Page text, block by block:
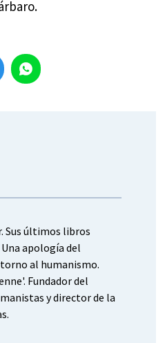
Sus últimos libros
apología del
al humanismo.
Fundador del
y director de la